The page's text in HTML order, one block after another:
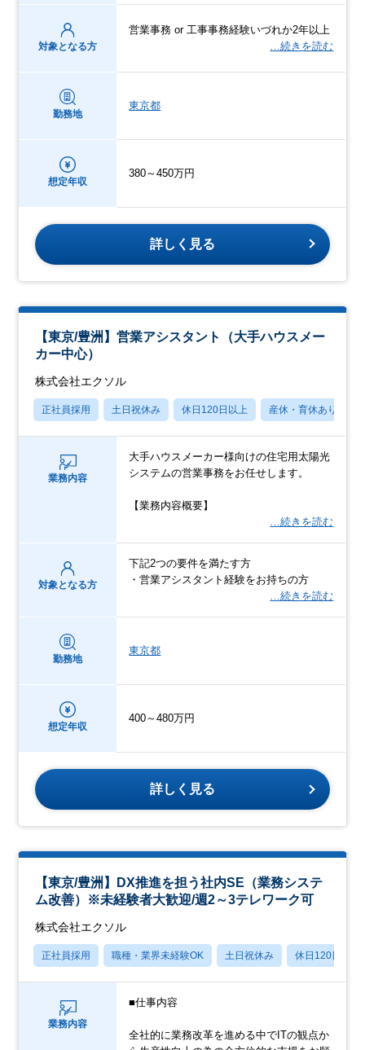
対象となる方
営業事務 or 工事事務経験いづれか2年以上
…続きを読む
勤務地
東京都
想定年収
380～450万円
詳しく見る
【東京/豊洲】営業アシスタント（大手ハウスメー
カー中心）
株式会社エクソル
正社員採用 土日祝休み 休日120日以上 産休・育休あり
業務内容
大手ハウスメーカー様向けの住宅用太陽光
システムの営業事務をお任せします。
【業務内容概要】
…続きを読む
対象となる方
下記2つの要件を満たす方
・営業アシスタント経験をお持ちの方
…続きを読む
勤務地
東京都
想定年収
400～480万円
詳しく見る
【東京/豊洲】DX推進を担う社内SE（業務システ
ム改善）※未経験者大歓迎/週2～3テレワーク可
株式会社エクソル
正社員採用 職種・業界未経験OK 土日祝休み 休日120日以上
業務内容
■仕事内容
全社的に業務改革を進める中でITの観点か